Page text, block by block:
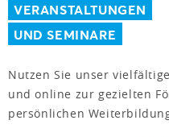
VERANSTALTUNGEN
UND SEMINARE
Nutzen Sie unser
und online zur gezielten
persönlichen